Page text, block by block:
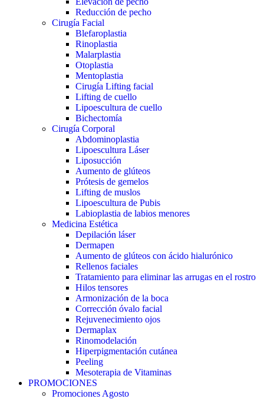
Reducción de pecho
Cirugía Facial
Blefaroplastia
Rinoplastia
Malarplastia
Otoplastia
Mentoplastia
Cirugía Lifting facial
Lifting de cuello
Lipoescultura de cuello
Bichectomía
Cirugía Corporal
Abdominoplastia
Lipoescultura Láser
Liposucción
Aumento de glúteos
Prótesis de gemelos
Lifting de muslos
Lipoescultura de Pubis
Labioplastia de labios menores
Medicina Estética
Depilación láser
Dermapen
Aumento de glúteos con ácido hialurónico
Rellenos faciales
Tratamiento para eliminar las arrugas en el rostro
Hilos tensores
Armonización de la boca
Corrección óvalo facial
Rejuvenecimiento ojos
Dermaplax
Rinomodelación
Hiperpigmentación cutánea
Peeling
Mesoterapia de Vitaminas
PROMOCIONES
Promociones Agosto